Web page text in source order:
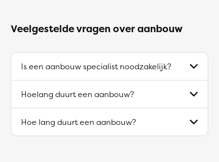
Veelgestelde vragen over aanbouw
Is een aanbouw specialist noodzakelijk?
Hoelang duurt een aanbouw?
Hoe lang duurt een aanbouw?